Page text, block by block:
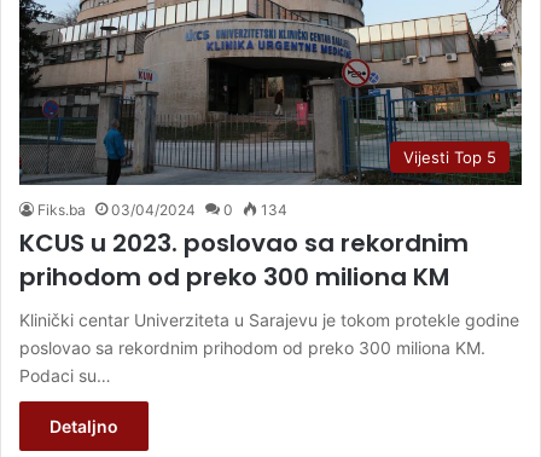
Vijesti Top 5
Fiks.ba 03/04/2024 0 134
KCUS u 2023. poslovao sa rekordnim
prihodom od preko 300 miliona KM
Klinički centar Univerziteta u Sarajevu je tokom protekle godine
poslovao sa rekordnim prihodom od preko 300 miliona KM.
Podaci su…
Detaljno